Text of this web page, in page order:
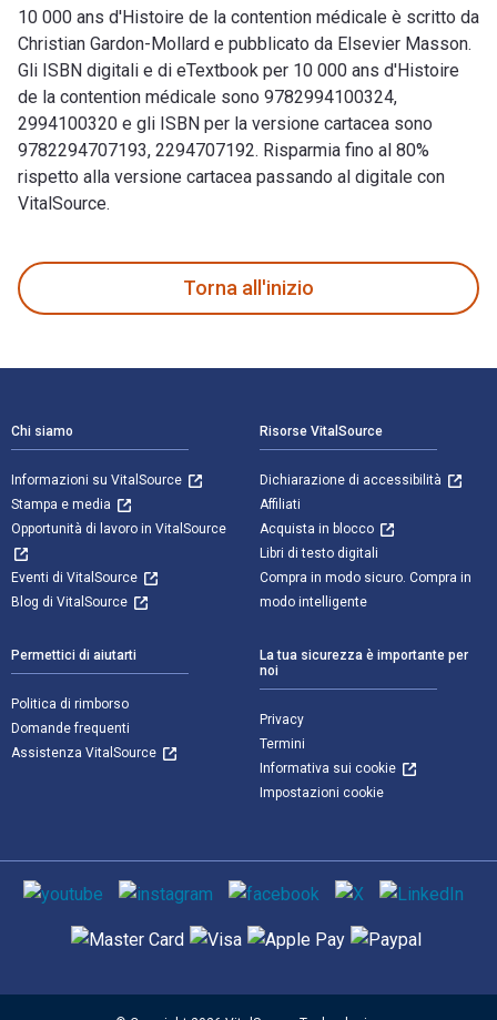
10 000 ans d'Histoire de la contention médicale è scritto da
Christian Gardon-Mollard e pubblicato da Elsevier Masson.
Gli ISBN digitali e di eTextbook per 10 000 ans d'Histoire
de la contention médicale sono 9782994100324,
2994100320 e gli ISBN per la versione cartacea sono
9782294707193, 2294707192. Risparmia fino al 80%
rispetto alla versione cartacea passando al digitale con
VitalSource.
Torna all'inizio
Chi siamo
Informazioni su VitalSource
Stampa e media
Opportunità di lavoro in VitalSource
Eventi di VitalSource
Blog di VitalSource
Risorse VitalSource
Dichiarazione di accessibilità
Affiliati
Acquista in blocco
Libri di testo digitali
Compra in modo sicuro. Compra in
modo intelligente
Permettici di aiutarti
Politica di rimborso
Domande frequenti
Assistenza VitalSource
La tua sicurezza è importante per
noi
Privacy
Termini
Informativa sui cookie
Impostazioni cookie
Mezzi sociali
Metodi di pagamento supportati